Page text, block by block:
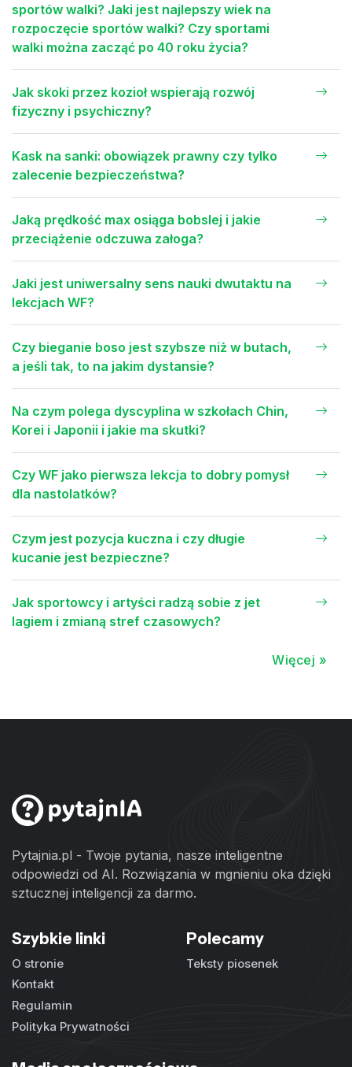
sportów walki? Jaki jest najlepszy wiek na
rozpoczęcie sportów walki? Czy sportami
walki można zacząć po 40 roku życia?
Jak skoki przez kozioł wspierają rozwój
fizyczny i psychiczny?
Kask na sanki: obowiązek prawny czy tylko
zalecenie bezpieczeństwa?
Jaką prędkość max osiąga bobslej i jakie
przeciążenie odczuwa załoga?
Jaki jest uniwersalny sens nauki dwutaktu na
lekcjach WF?
Czy bieganie boso jest szybsze niż w butach,
a jeśli tak, to na jakim dystansie?
Na czym polega dyscyplina w szkołach Chin,
Korei i Japonii i jakie ma skutki?
Czy WF jako pierwsza lekcja to dobry pomysł
dla nastolatków?
Czym jest pozycja kuczna i czy długie
kucanie jest bezpieczne?
Jak sportowcy i artyści radzą sobie z jet
lagiem i zmianą stref czasowych?
Więcej »
Pytajnia.pl - Twoje pytania, nasze inteligentne
odpowiedzi od AI. Rozwiązania w mgnieniu oka dzięki
sztucznej inteligencji za darmo.
Szybkie linki
O stronie
Kontakt
Regulamin
Polityka Prywatności
Polecamy
Teksty piosenek